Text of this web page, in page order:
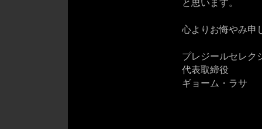
と思います。
心よりお悔やみ申
プレジールセレク
代表取締役
ギョーム・ラサ